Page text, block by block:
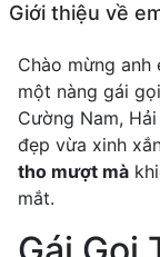
Giới thiệu về
Chào mừng
một nàng gái
Cường Nam,
đẹp vừa xinh
tho mượt mà
mắt.